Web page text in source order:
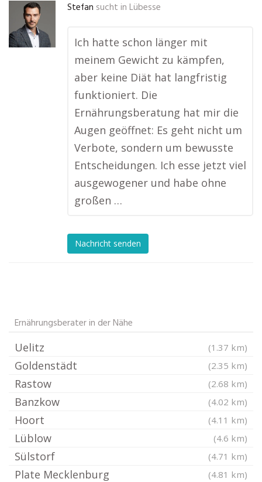
Stefan sucht in Lübesse
Ich hatte schon länger mit
meinem Gewicht zu kämpfen,
aber keine Diät hat langfristig
funktioniert. Die
Ernährungsberatung hat mir die
Augen geöffnet: Es geht nicht um
Verbote, sondern um bewusste
Entscheidungen. Ich esse jetzt viel
ausgewogener und habe ohne
großen …
Nachricht senden
Ernährungsberater in der Nähe
Uelitz (1.37 km)
Goldenstädt (2.35 km)
Rastow (2.68 km)
Banzkow (4.02 km)
Hoort (4.11 km)
Lüblow (4.6 km)
Sülstorf (4.71 km)
Plate Mecklenburg (4.81 km)